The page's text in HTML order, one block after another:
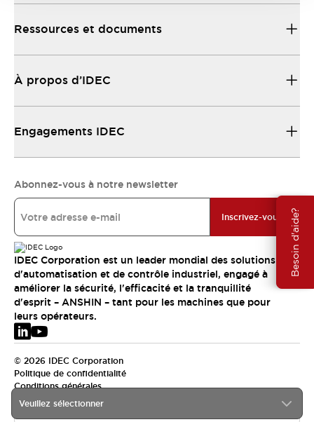
Besoin d'aide?
Veuillez sélectionner
Ressources et documents
À propos d’IDEC
Engagements IDEC
Abonnez-vous à notre newsletter
Inscrivez-vous
IDEC Corporation est un leader mondial des solutions
d'automatisation et de contrôle industriel, engagé à
améliorer la sécurité, l'efficacité et la tranquillité
d'esprit – ANSHIN – tant pour les machines que pour
leurs opérateurs.
© 2026 IDEC Corporation
Politique de confidentialité
Conditions générales
EMEA